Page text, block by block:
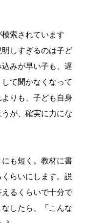
索されています
しすぎるのは子ど
みが早い子も、遅
て聞かなくなって
りも、子ども自身
が、確実に力にな
も短く。教材に書
らいにします。説
るくらいで十分で
したら、「こんな